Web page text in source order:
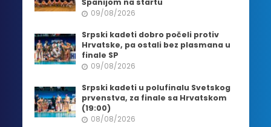
09/08/2026
Srpski kadeti dobro počeli protiv
Hrvatske, pa ostali bez plasmana u
finale SP
09/08/2026
Srpski kadeti u polufinalu Svetskog
prvenstva, za finale sa Hrvatskom
(19:00)
08/08/2026